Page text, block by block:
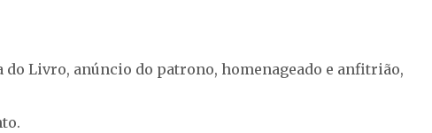
Livro, anúncio do patrono, homenageado e anfitrião,